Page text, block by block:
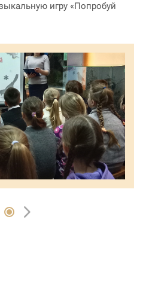
игру «Попробуй